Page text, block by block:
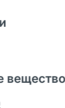
вещество